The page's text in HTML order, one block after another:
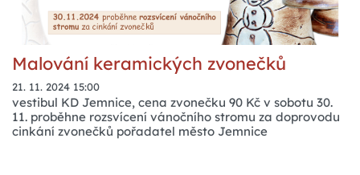
21. 11. 2024 15:00
Malování keramických zvonečků
vestibul KD Jemnice, cena zvonečku 90 Kč v sobotu 30.
11. proběhne rozsvícení vánočního stromu za doprovodu
cinkání zvonečků pořadatel město Jemnice